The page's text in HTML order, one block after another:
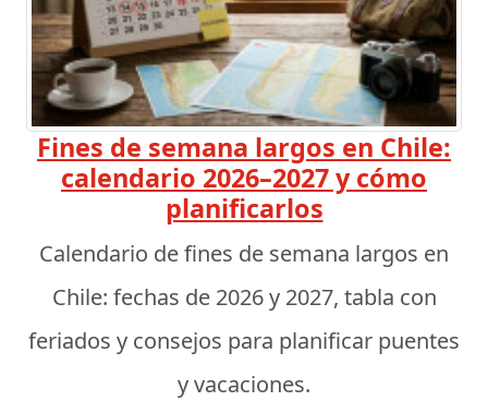
Fines de semana largos en Chile:
calendario 2026–2027 y cómo
planificarlos
Calendario de fines de semana largos en
Chile: fechas de 2026 y 2027, tabla con
feriados y consejos para planificar puentes
y vacaciones.